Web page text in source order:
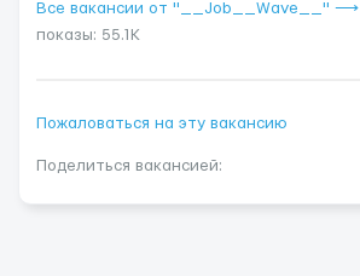
Все вакансии от "__Job__Wave__" ⟶
показы: 55.1K
Пожаловаться на эту вакансию
Поделиться вакансией: